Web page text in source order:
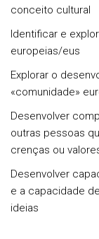
conceito cultural
Identificar e
europeias/eus
Explorar o
«comunidade»
Desenvolver
outras pessoas
crenças ou
Desenvolver
e a capacidade
ideias